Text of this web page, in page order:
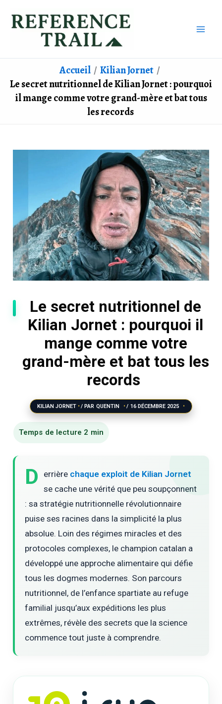
Accueil
Kilian Jornet
Le secret nutritionnel de Kilian Jornet : pourquoi
il mange comme votre grand-mère et bat tous
les records
Le secret nutritionnel de
Kilian Jornet : pourquoi il
mange comme votre
grand-mère et bat tous les
records
KILIAN JORNET / PAR QUENTIN / 16 DÉCEMBRE 2025
D errière chaque exploit de Kilian Jornet
se cache une vérité que peu soupçonnent
: sa stratégie nutritionnelle révolutionnaire
puise ses racines dans la simplicité la plus
absolue. Loin des régimes miracles et des
protocoles complexes, le champion catalan a
développé une approche alimentaire qui défie
tous les dogmes modernes. Son parcours
nutritionnel, de l’enfance spartiate au refuge
familial jusqu’aux expéditions les plus
extrêmes, révèle des secrets que la science
commence tout juste à comprendre.